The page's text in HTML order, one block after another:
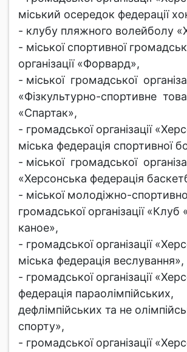
міський осередок федерації
- клубу пляжного волейболу
- міської спортивної
організації «Форвард»,
- міської громадської
«Фізкультурно-спортивне
«Спартак»,
- громадської організації
міська федерація спортивної
- міської громадської
«Херсонська федерація
- міської молодіжно-
громадської організації «Клуб
каное»,
- громадської організації
міська федерація веслування»,
- громадської організації
федерація параолімпійських,
дефлімпійських та не
спорту»,
- громадської організації